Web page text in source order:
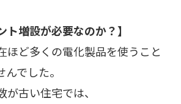
ト増設が必要なのか？】
ほど多くの電化製品を使うこと
でした。
古い住宅では、